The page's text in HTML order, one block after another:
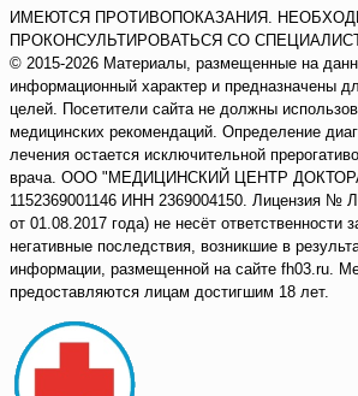
ИМЕЮТСЯ ПРОТИВОПОКАЗАНИЯ.
ПРОКОНСУЛЬТИРОВАТЬСЯ СО
© 2015-2026 Материалы, размещенные на
информационный характер и предназначены
целей. Посетители сайта не должны
медицинских рекомендаций. Определение
лечения остается исключительной
врача. ООО "МЕДИЦИНСКИЙ ЦЕНТР
1152369001146 ИНН 2369004150. Лицензия №
от 01.08.2017 года) не несёт ответственности
негативные последствия, возникшие в
информации, размещенной на сайте fh03.ru.
предоставляются лицам достигшим 18 лет.